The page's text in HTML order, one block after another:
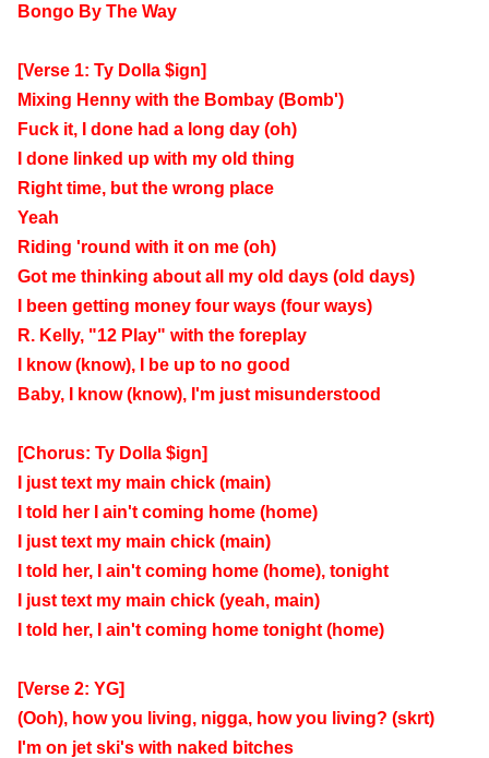
Bongo By The Way
[Verse 1: Ty Dolla $ign]
Mixing Henny with the Bombay (Bomb')
Fuck it, I done had a long day (oh)
I done linked up with my old thing
Right time, but the wrong place
Yeah
Riding 'round with it on me (oh)
Got me thinking about all my old days (old days)
I been getting money four ways (four ways)
R. Kelly, "12 Play" with the foreplay
I know (know), I be up to no good
Baby, I know (know), I'm just misunderstood
[Chorus: Ty Dolla $ign]
I just text my main chick (main)
I told her I ain't coming home (home)
I just text my main chick (main)
I told her, I ain't coming home (home), tonight
I just text my main chick (yeah, main)
I told her, I ain't coming home tonight (home)
[Verse 2: YG]
(Ooh), how you living, nigga, how you living? (skrt)
I'm on jet ski's with naked bitches